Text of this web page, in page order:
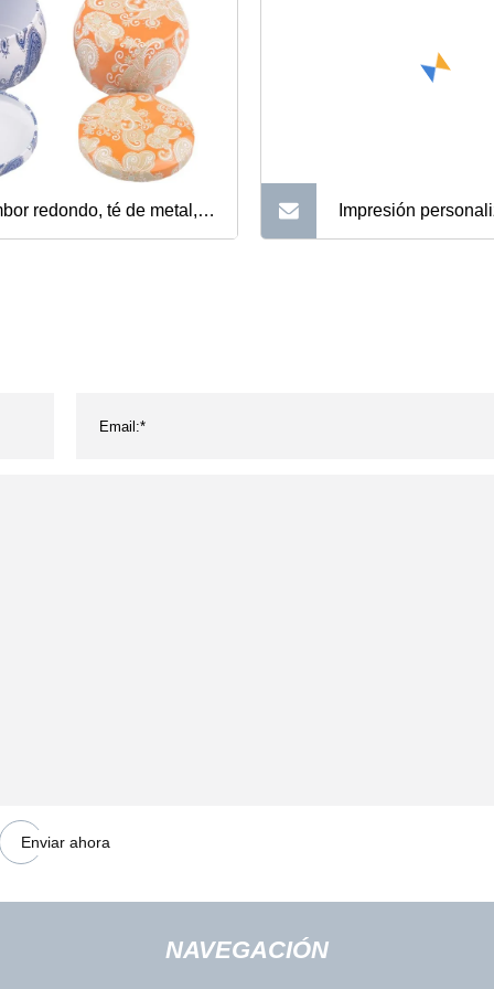
redondo, té de metal,
caja de regalo de
Impresión
Enviar ahora
NAVEGACIÓN